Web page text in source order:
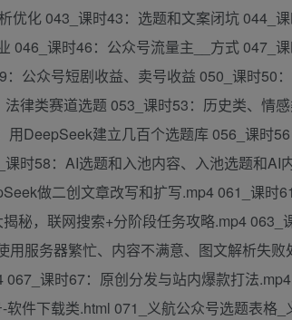
化 043_课时43：选题和文案闭坑 044_
046_课时46：公众号流量主__方式 047_
公众号短剧收益、卖号收益 050_课时50
律类赛道选题 053_课时53：历史类、情
DeepSeek建立几百个选题库 056_课时
时58：AI选题和入池内容、入池选题和AI
做二创文章改写和扩写.mp4 061_课时
秘，联网搜索+分阶段任务攻略.mp4 063_
服务器繁忙、内容不满意、图文解析失
课时67：原创分发与站内爆款打法
件下载类.html 071_义航公众号选题表格